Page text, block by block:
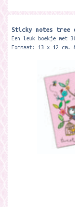
Sticky notes tree
Een leuk boekje met
Formaat: 13 x 12 cm.